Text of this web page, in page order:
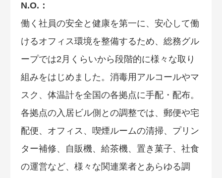
N.O.：
働く社員の安全と健康を第一に、安心して働
けるオフィス環境を整備するため、総務グル
ープでは2月くらいから段階的に様々な取り
組みをはじめました。消毒用アルコールやマ
スク、体温計を全国の各拠点に手配・配布。
各拠点の入居ビル側との調整では、郵便や宅
配便、オフィス、喫煙ルームの清掃、プリン
ター補修、自販機、給茶機、置き菓子、社食
の運営など、様々な関連業者とあらゆる調